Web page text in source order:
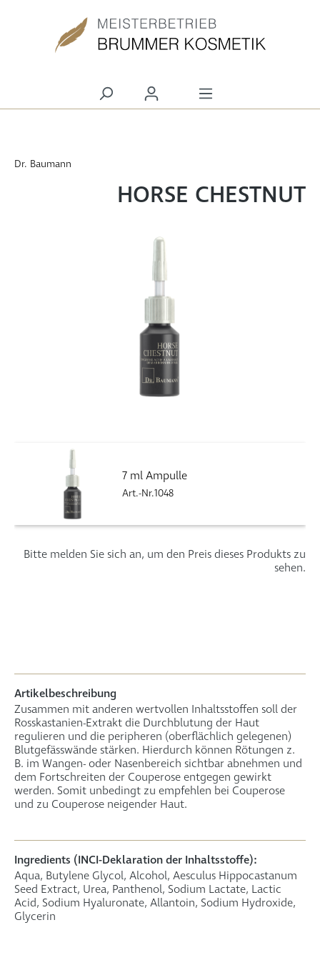
Dr. Baumann
HORSE CHESTNUT
7 ml Ampulle
Art.-Nr.1048
Bitte melden Sie sich an, um den Preis dieses Produkts zu
sehen.
Artikelbeschreibung
Zusammen mit anderen wertvollen Inhaltsstoffen soll der
Rosskastanien-Extrakt die Durchblutung der Haut
regulieren und die peripheren (oberflächlich gelegenen)
Blutgefässwände stärken. Hierdurch können Rötungen z.
B. im Wangen- oder Nasenbereich sichtbar abnehmen und
dem Fortschreiten der Couperose entgegen gewirkt
werden. Somit unbedingt zu empfehlen bei Couperose
und zu Couperose neigender Haut.
Ingredients (INCI-Deklaration der Inhaltsstoffe):
Aqua, Butylene Glycol, Alcohol, Aesculus Hippocastanum
Seed Extract, Urea, Panthenol, Sodium Lactate, Lactic
Acid, Sodium Hyaluronate, Allantoin, Sodium Hydroxide,
Glycerin